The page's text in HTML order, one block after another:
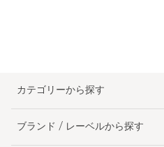
カテゴリーから探す
ブランド / レーベルから探す